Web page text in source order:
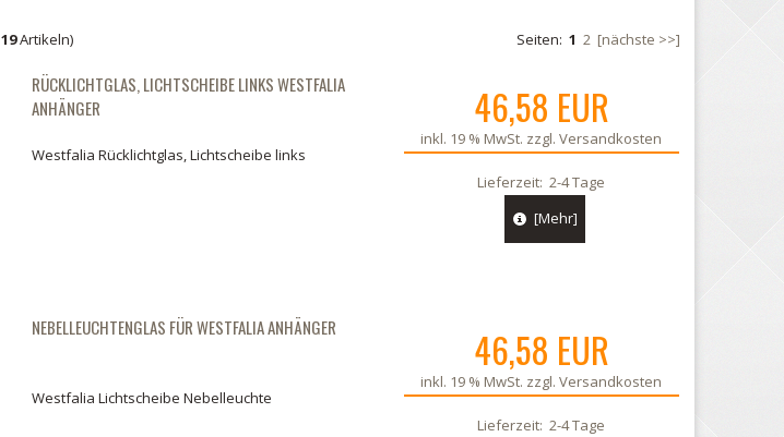
19Artikeln) Seiten: 1 2 [nächste >>]
RÜCKLICHTGLAS, LICHTSCHEIBE LINKS WESTFALIA
ANHÄNGER
Westfalia Rücklichtglas, Lichtscheibe links
46,58 EUR
inkl. 19 % MwSt. zzgl.Versandkosten
Lieferzeit:2-4 Tage
[Mehr]
NEBELLEUCHTENGLAS FÜR WESTFALIA ANHÄNGER
Westfalia Lichtscheibe Nebelleuchte
46,58 EUR
inkl. 19 % MwSt. zzgl.Versandkosten
Lieferzeit:2-4 Tage